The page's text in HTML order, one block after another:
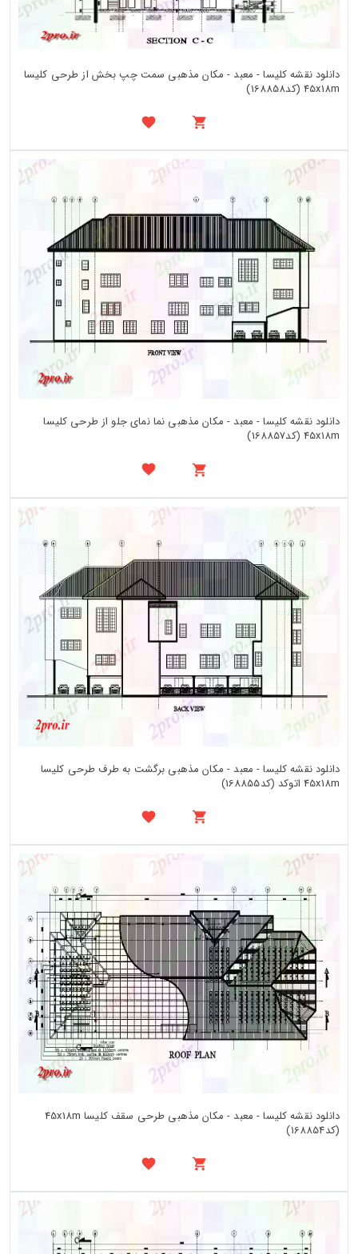
دانلود نقشه کلیسا - معبد - مکان مذهبی سمت چپ بخش از طرحی کلیسا
45x18m (کد168858)
دانلود نقشه کلیسا - معبد - مکان مذهبی نما نمای جلو از طرحی کلیسا
45x18m (کد168857)
دانلود نقشه کلیسا - معبد - مکان مذهبی برگشت به طرف طرحی کلیسا
45x18m اتوکد (کد168855)
دانلود نقشه کلیسا - معبد - مکان مذهبی طرحی سقف کلیسا 45x18m
(کد168854)